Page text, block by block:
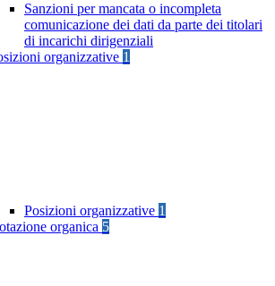
Sanzioni per mancata o incompleta
comunicazione dei dati da parte dei titolari
di incarichi dirigenziali
organizzative 1
Posizioni organizzative 1
organica 5